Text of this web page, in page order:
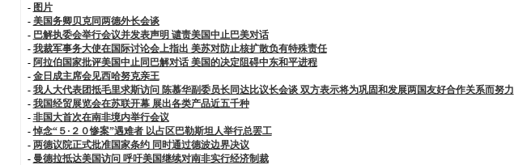
- 图片
- 美国务卿贝克同两德外长会谈
- 巴解执委会举行会议并发表声明 谴责美国中止巴美对话
- 我裁军事务大使在国际讨论会上指出 美苏对防止核扩散负有特殊责任
- 阿拉伯国家批评美国中止同巴解对话 美国的决定阻碍中东和平进程
- 金日成主席会见西哈努克亲王
- 我人大代表团抵毛里求斯访问 陈慕华副委员长同达比议长会谈 双方表示将为巩固和发展两国友好合作关系而努力
- 我国经贸展览会在苏联开幕 展出各类产品近五千种
- 非国大首次在南非境内举行会议
-悼念“５·２０惨案”遇难者 以占区巴勒斯坦人举行总罢工
- 两德议院正式批准国家条约 同时通过德波边界决议
- 曼德拉抵达美国访问 呼吁美国继续对南非实行经济制裁